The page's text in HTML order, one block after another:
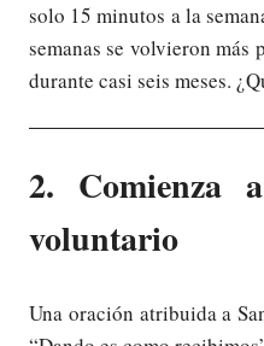
solo 15 minutos a la
semanas se volvieron
durante casi seis meses.
2. Comienza
voluntario
Una oración atribuida a